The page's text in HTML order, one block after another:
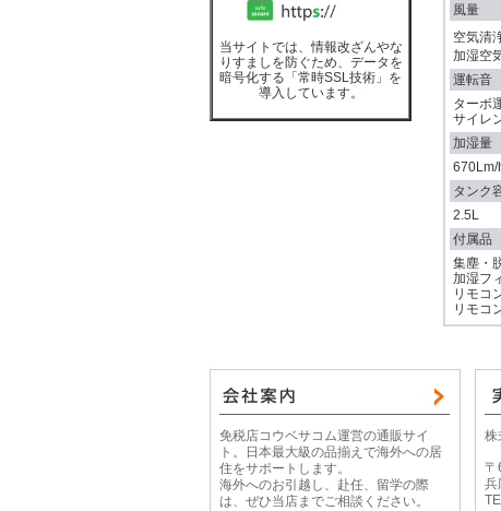
当サイトでは、情報改ざんやな
りすましを防ぐため、データを
暗号化する「常時SSL技術」を
導入しています。
風量
空気清
加湿空
運転音
ターボ
サイレ
加湿量
670Lm/
タンク
2.5L
付属品
集塵・
加湿フ
リモコ
リモコ
免税店コウベサコム運営の通販サイ
ト。日本最大級の品揃えで海外への居
住をサポートします。
海外へのお引越し、赴任、留学の際
は、ぜひ当店までご相談ください。
株
兵